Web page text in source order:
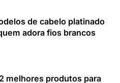
de cabelo platinado
adora fios brancos
melhores produtos para